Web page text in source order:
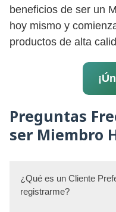
beneficios de ser un
hoy mismo y
productos de alta
Preguntas
ser Miembro
¿Qué es un Cliente
registrarme?